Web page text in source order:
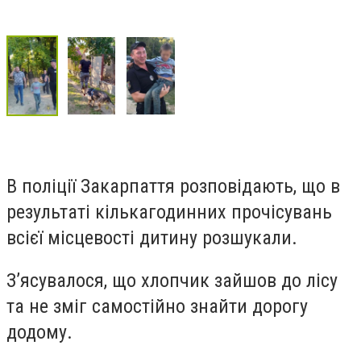
В поліції Закарпаття розповідають, що в
результаті кількагодинних прочісувань
всієї місцевості дитину розшукали.
З’ясувалося, що хлопчик зайшов до лісу
та не зміг самостійно знайти дорогу
додому.